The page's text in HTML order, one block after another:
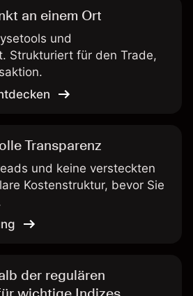
an einem Ort
und
Strukturiert für den Trade,
Transparenz
und keine versteckten
Kostenstruktur, bevor Sie
der regulären